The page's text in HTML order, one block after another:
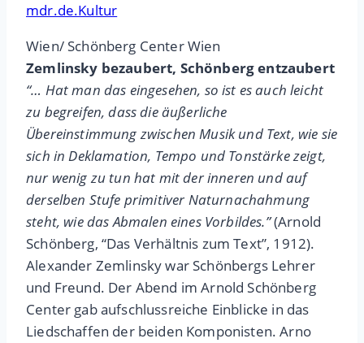
mdr.de.Kultur
Wien/ Schönberg Center Wien
Zemlinsky bezaubert, Schönberg entzaubert
“… Hat man das eingesehen, so ist es auch leicht
zu begreifen, dass die äußerliche
Übereinstimmung zwischen Musik und Text, wie sie
sich in Deklamation, Tempo und Tonstärke zeigt,
nur wenig zu tun hat mit der inneren und auf
derselben Stufe primitiver Naturnachahmung
steht, wie das Abmalen eines Vorbildes.”(Arnold
Schönberg, “Das Verhältnis zum Text”, 1912).
Alexander Zemlinsky war Schönbergs Lehrer
und Freund. Der Abend im Arnold Schönberg
Center gab aufschlussreiche Einblicke in das
Liedschaffen der beiden Komponisten. Arno